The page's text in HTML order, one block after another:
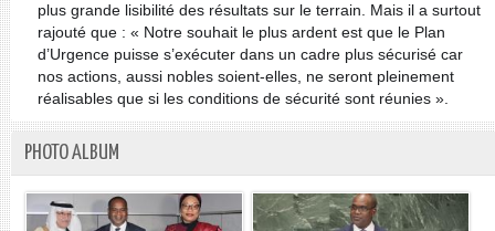
plus grande lisibilité des résultats sur le terrain. Mais il a surtout
rajouté que : « Notre souhait le plus ardent est que le Plan
d’Urgence puisse s’exécuter dans un cadre plus sécurisé car
nos actions, aussi nobles soient-elles, ne seront pleinement
réalisables que si les conditions de sécurité sont réunies ».
PHOTO ALBUM